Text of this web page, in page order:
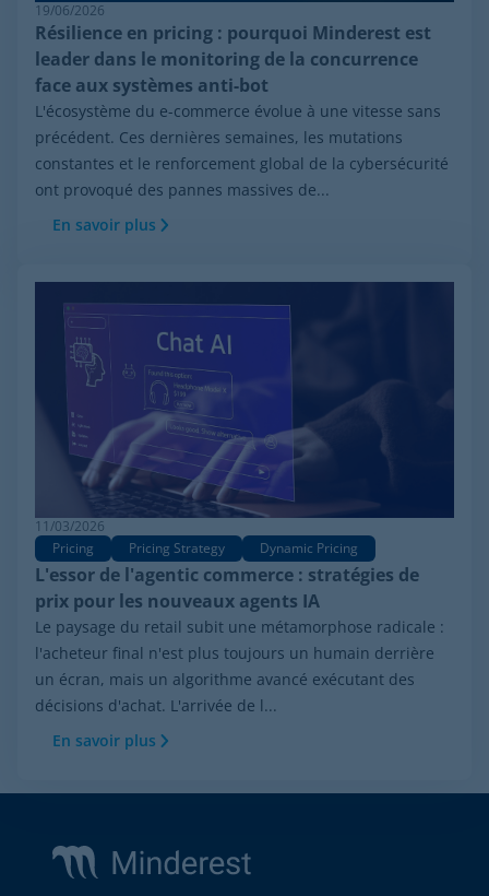
19/06/2026
Résilience en pricing : pourquoi Minderest est
leader dans le monitoring de la concurrence
face aux systèmes anti-bot
L'écosystème du e-commerce évolue à une vitesse sans
précédent. Ces dernières semaines, les mutations
constantes et le renforcement global de la cybersécurité
ont provoqué des pannes massives de...
En savoir plus
11/03/2026
Pricing
Pricing Strategy Dynamic Pricing
L'essor de l'agentic commerce : stratégies de
prix pour les nouveaux agents IA
Le paysage du retail subit une métamorphose radicale :
l'acheteur final n'est plus toujours un humain derrière
un écran, mais un algorithme avancé exécutant des
décisions d'achat. L'arrivée de l...
En savoir plus